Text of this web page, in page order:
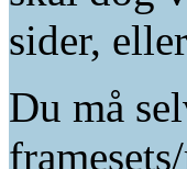
sider,
Du må